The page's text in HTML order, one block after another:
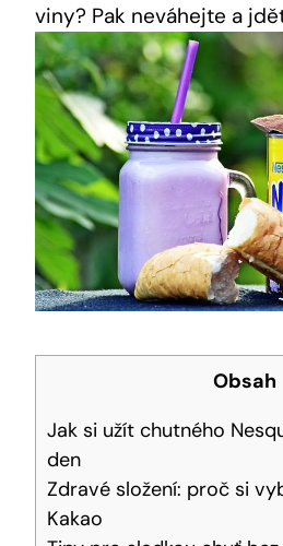
viny? Pak neváhejte a
Obsah
Jak si užít chutného
den
Zdravé složení: proč si
Kakao